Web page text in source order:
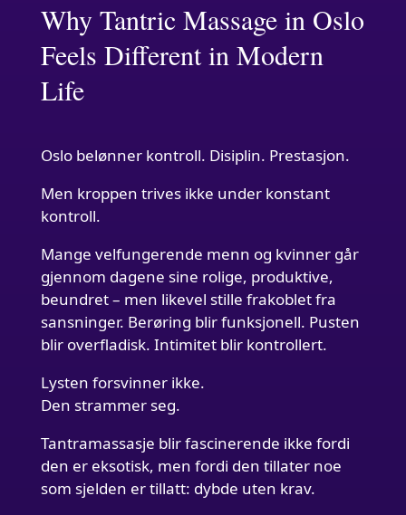
Why Tantric Massage in Oslo
Feels Different in Modern
Life
Oslo belønner kontroll. Disiplin. Prestasjon.
Men kroppen trives ikke under konstant
kontroll.
Mange velfungerende menn og kvinner går
gjennom dagene sine rolige, produktive,
beundret – men likevel stille frakoblet fra
sansninger. Berøring blir funksjonell. Pusten
blir overfladisk. Intimitet blir kontrollert.
Lysten forsvinner ikke.
Den strammer seg.
Tantramassasje blir fascinerende ikke fordi
den er eksotisk, men fordi den tillater noe
som sjelden er tillatt: dybde uten krav.